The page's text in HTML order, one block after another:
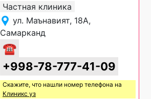
Частная клиника
ул. Маънавият, 18A,
Самарканд
☎
+998-78-777-41-09
Скажите, что нашли номер телефона на
Клиникс уз